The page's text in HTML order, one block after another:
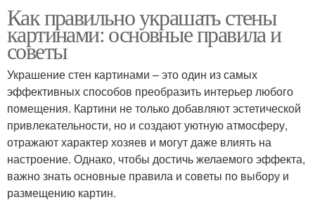
Как правильно украшать стены
картинами: основные правила и
советы
Украшение стен картинами – это один из самых
эффективных способов преобразить интерьер любого
помещения. Картини не только добавляют эстетической
привлекательности, но и создают уютную атмосферу,
отражают характер хозяев и могут даже влиять на
настроение. Однако, чтобы достичь желаемого эффекта,
важно знать основные правила и советы по выбору и
размещению картин.